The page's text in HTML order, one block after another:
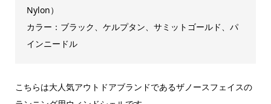
Nylon）
カラー：ブラック、ケルプタン、サミットゴールド、パ
インニードル
こちらは大人気アウトドアブランドであるザノースフェイスの